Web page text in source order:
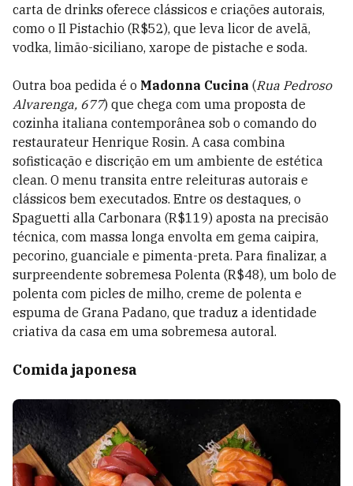
carta de drinks oferece clássicos e criações autorais,
como o Il Pistachio (R$52), que leva licor de avelã,
vodka, limão-siciliano, xarope de pistache e soda.
Outra boa pedida é o Madonna Cucina (Rua Pedroso
Alvarenga, 677) que chega com uma proposta de
cozinha italiana contemporânea sob o comando do
restaurateur Henrique Rosin. A casa combina
sofisticação e discrição em um ambiente de estética
clean. O menu transita entre releituras autorais e
clássicos bem executados. Entre os destaques, o
Spaguetti alla Carbonara (R$119) aposta na precisão
técnica, com massa longa envolta em gema caipira,
pecorino, guanciale e pimenta-preta. Para finalizar, a
surpreendente sobremesa Polenta (R$48), um bolo de
polenta com picles de milho, creme de polenta e
espuma de Grana Padano, que traduz a identidade
criativa da casa em uma sobremesa autoral.
Comida japonesa